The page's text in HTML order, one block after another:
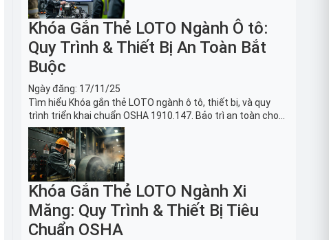
Khóa Gắn Thẻ LOTO Ngành Ô tô:
Quy Trình & Thiết Bị An Toàn Bắt
Buộc
Ngày đăng: 17/11/25
Tìm hiểu Khóa gắn thẻ LOTO ngành ô tô, thiết bị, và quy
trình triển khai chuẩn OSHA 1910.147. Bảo trì an toàn cho
robot, băng tải sản xuất ô tô và dây chuyền lắp ráp xe hơi.
Khóa Gắn Thẻ LOTO Ngành Xi
Măng: Quy Trình & Thiết Bị Tiêu
Chuẩn OSHA